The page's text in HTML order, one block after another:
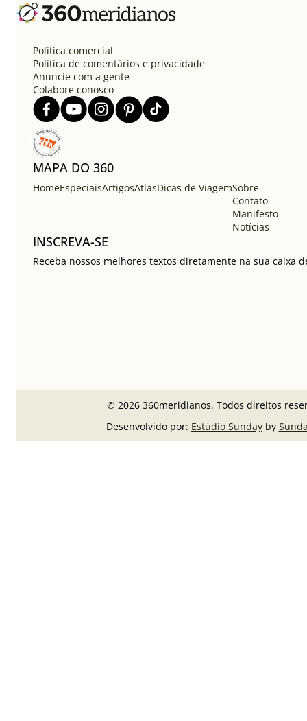
Política comercial
Política de comentários e privacidade
Anuncie com a gente
Colabore conosco
MAPA DO 360
HomeEspeciaisArtigosAtlasDicas de ViagemSobre
Contato
Manifesto
Notícias
INSCREVA-SE
Receba nossos melhores textos diretamente na sua caixa
© 2026 360meridianos. Todos direitos
Desenvolvido por: Estúdio Sundayby